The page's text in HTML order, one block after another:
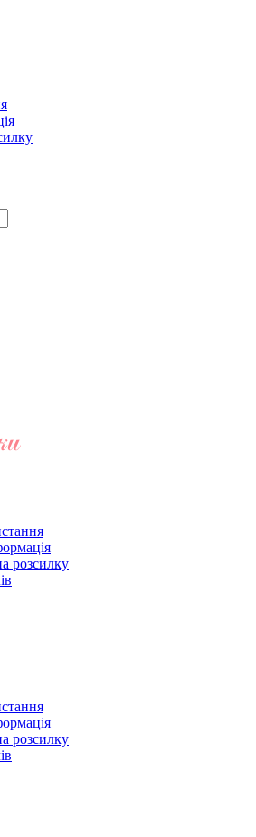
розсилку
розсилку